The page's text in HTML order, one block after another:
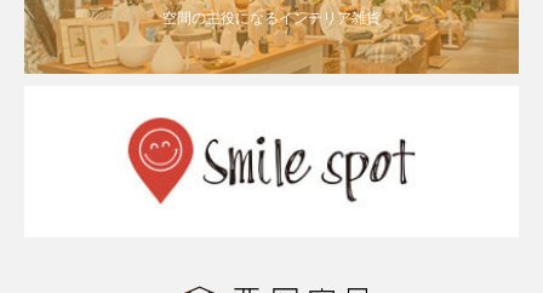
空間の主役になるインテリア雑貨